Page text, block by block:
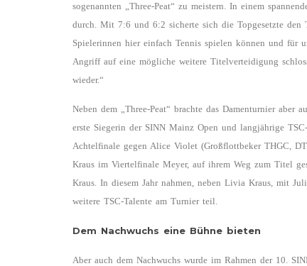
sogenannten „Three-Peat“ zu meistern. In einem
durch. Mit 7:6 und 6:2 sicherte sich die Topgesetzte
Spielerinnen hier einfach Tennis spielen können und für
Angriff auf eine mögliche weitere Titelverteidigung
wieder.“
Neben dem „Three-Peat“ brachte das Damenturnier
erste Siegerin der SINN Mainz Open und langjährige
Achtelfinale gegen Alice Violet (Großflottbeker THGC,
Kraus im Viertelfinale Meyer, auf ihrem Weg zum Titel
Kraus. In diesem Jahr nahmen, neben Livia Kraus, mit
weitere TSC-Talente am Turnier teil.
Dem Nachwuchs eine Bühne bieten
Aber auch dem Nachwuchs wurde im Rahmen der 10.